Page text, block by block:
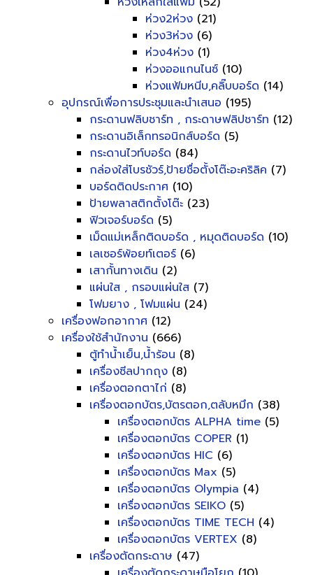
ห่วง2ห่วง (21)
ห่วง3ห่วง (6)
ห่วง4ห่วง (1)
ห่วงออแกนไนซ์ (10)
ห่วงแฟ้มหนีบ,คลิ๊บบอร์ด (14)
อุปกรณ์เพื่อการประชุมและนำเสนอ (195)
กระดานฟลิบชาร์ท , กระดาษฟลิปชาร์ท (12)
กระดานอิเล็กทรอนิกส์บอร์ด (5)
กระดานไวท์บอร์ด (84)
กล่องใส่โบรชัวร์,ป้ายชื่อตั้งโต๊ะอะคริลิค (7)
บอร์ดติดประกาศ (10)
ป้ายพลาสติกตั้งโต๊ะ (23)
ฟิวเจอร์บอร์ด (5)
เม็ดแม่เหล็กติดบอร์ด , หมุดติดบอร์ด (10)
เลเซอร์พ้อยท์เตอร์ (6)
เสากั้นทางเดิน (2)
แผ่นใส , กรอบแผ่นใส (7)
โฟมยาง , โฟมแผ่น (24)
เครื่องฟอกอากาศ (12)
เครื่องใช้สำนักงาน (666)
ตู้ทำน้ำเย็น,น้ำร้อน (8)
เครื่องซีลปากถุง (8)
เครื่องตอกตาไก่ (8)
เครื่องตอกบัตร,บัตรตอก,ตลับหมึก (38)
เครื่องตอกบัตร ALPHA time (5)
เครื่องตอกบัตร COPER (1)
เครื่องตอกบัตร HIC (6)
เครื่องตอกบัตร Max (5)
เครื่องตอกบัตร Olympia (4)
เครื่องตอกบัตร SEIKO (5)
เครื่องตอกบัตร TIME TECH (4)
เครื่องตอกบัตร VERTEX (8)
เครื่องตัดกระดาษ (47)